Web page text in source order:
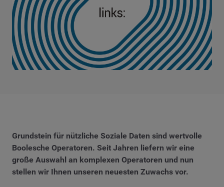
Grundstein für nützliche Soziale Daten sind wertvolle
Boolesche Operatoren. Seit Jahren liefern wir eine
große Auswahl an komplexen Operatoren und nun
stellen wir Ihnen unseren neuesten Zuwachs vor.